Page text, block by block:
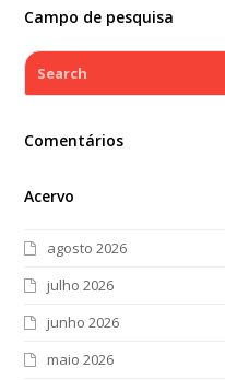
Campo de pesquisa
Search
Comentários
Acervo
agosto 2026
julho 2026
junho 2026
maio 2026